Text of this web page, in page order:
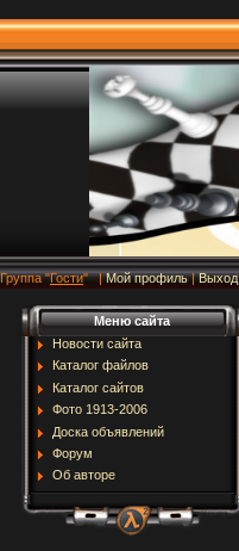
Группа"Гости" |Мой профиль |Выход
Меню сайта
Новости сайта
Каталог файлов
Каталог сайтов
Фото 1913-2006
Доска объявлений
Форум
Об авторе